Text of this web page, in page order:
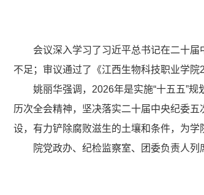
会议深入学习了习近平总书记在二十
不足；审议通过了《江西生物科技职业学
姚丽华强调，2026年是实施“十五五”
历次全会精神，坚决落实二十届中央纪委
设，有力铲除腐败滋生的土壤和条件，为学
院党政办、纪检监察室、团委负责人列